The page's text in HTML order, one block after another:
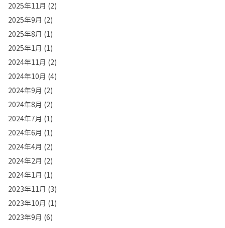
2025年11月 (2)
2025年9月 (2)
2025年8月 (1)
2025年1月 (1)
2024年11月 (2)
2024年10月 (4)
2024年9月 (2)
2024年8月 (2)
2024年7月 (1)
2024年6月 (1)
2024年4月 (2)
2024年2月 (2)
2024年1月 (1)
2023年11月 (3)
2023年10月 (1)
2023年9月 (6)